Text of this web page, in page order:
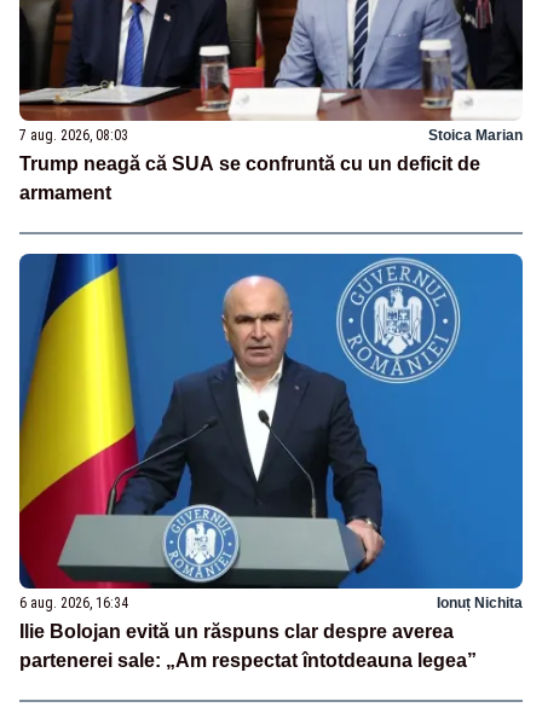
7 aug. 2026, 08:03 Stoica Marian
Trump neagă că SUA se confruntă cu un deficit de
armament
6 aug. 2026, 16:34 Ionuț Nichita
Ilie Bolojan evită un răspuns clar despre averea
partenerei sale: „Am respectat întotdeauna legea”